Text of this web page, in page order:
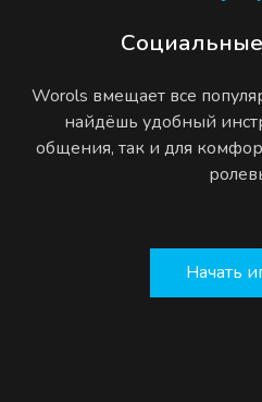
Worols вмещает все
найдёшь удобный
общения, так и для
Начать